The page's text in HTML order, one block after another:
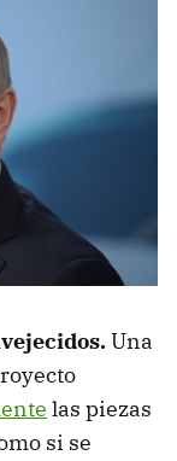
Una
las piezas
si se